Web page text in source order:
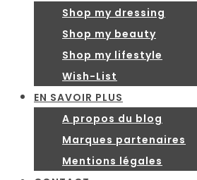
Shop my dressing
Shop my beauty
Shop my lifestyle
Wish-List
EN SAVOIR PLUS
A propos du blog
Marques partenaires
Mentions légales